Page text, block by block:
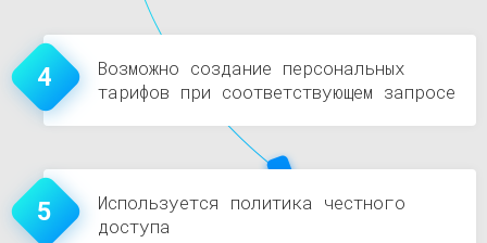
4
Возможно создание персональных
тарифов при соответствующем запросе
5
Используется политика честного
доступа